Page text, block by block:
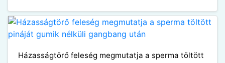
Házasságtörő feleség megmutatja a sperma töltött